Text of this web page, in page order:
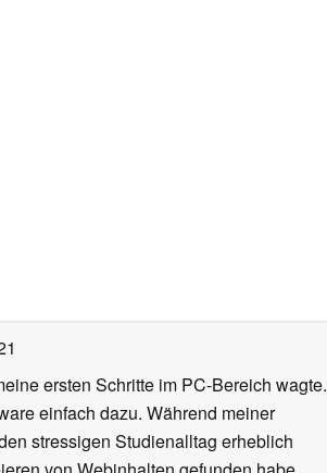
ersten Schritte im PC-Bereich wagte.
einfach dazu. Während meiner
stressigen Studienalltag erheblich